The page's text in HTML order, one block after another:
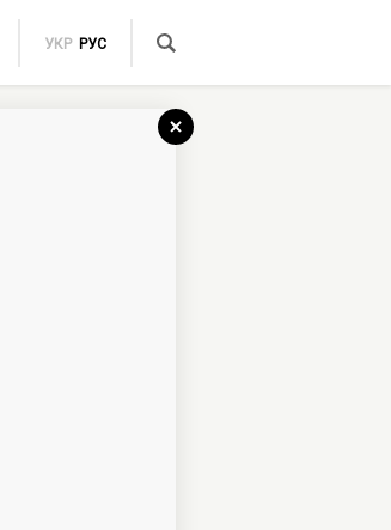
УКР РУС